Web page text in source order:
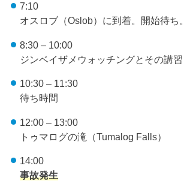
7:10
オスロブ（Oslob）に到着。開始待ち。
8:30 – 10:00
ジンベイザメウォッチングとその講習
10:30 – 11:30
待ち時間
12:00 – 13:00
トゥマログの滝（Tumalog Falls）
14:00
事故発生